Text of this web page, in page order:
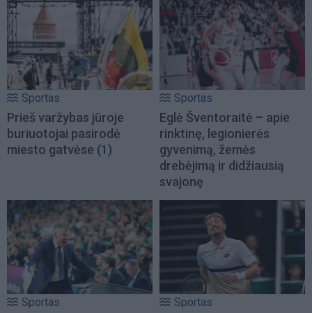
Sportas
Prieš varžybas jūroje
buriuotojai pasirodė
miesto gatvėse (1)
Sportas
Eglė Šventoraitė – apie
rinktinę, legionierės
gyvenimą, žemės
drebėjimą ir didžiausią
svajonę
Sportas Sportas